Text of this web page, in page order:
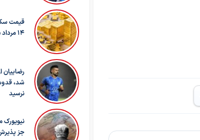
قیمت
14 مرداد 1405
رضاییان
شد،
نرسید
نیویورک
جز